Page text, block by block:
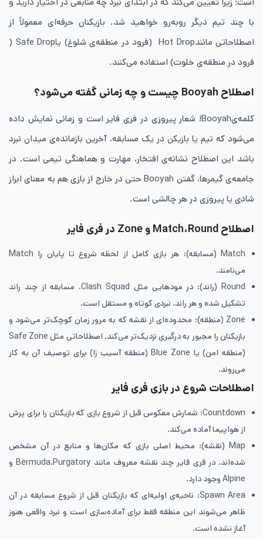
با چند تیم دیگر روبه‌رو خواهید شد. بازیکنان حرفه‌ای معمولاً از
اصطلاحاتی مانندHot Drop (فرود در منطقه‌ی شلوغ) یاSafe Drop (
فرود در منطقه‌ی خلوت) استفاده می‌کنند.
اصطلاح Booyah چیست و چه زمانی گفته می‌شود؟
کلمه‌یBooyah! شعار پیروزی در فری فایر است و زمانی نمایش داده
می‌شود که تیم یا بازیکن در یک مسابقه، آخرین بازمانده‌ی میدان نبرد
باشد این اصطلاح نشانه‌ی افتخار، مهارت و هماهنگی تیمی است. در
جامعه‌ی گیمرها، گفتن Booyah حتی در خارج از بازی هم به معنای ابراز
شادی یا پیروزی در هر چالشی است.
اصطلاح Match،Round و Zone در فری فایر
Match (مسابقه): هر بازی کامل از لحظه شروع تا پایان را Match
می‌نامند.
Round (راند): در مودهایی مثل Clash Squad، مسابقه از چند راند
تشکیل شده و هر راند، نبردی کوتاه و مستقل است.
Zone (منطقه): محدوده‌ای از نقشه که به مرور زمان کوچک‌تر می‌شود و
بازیکنان را مجبور به درگیری نزدیک‌تر می‌کند. اصطلاحاتی مثل Safe Zone
(منطقه امن) یا Blue Zone (منطقه آسیب زا) برای توصیف آن به کار
می‌روند.
اصطلاحات شروع در بازی فری فایر
Countdown: شمارش معکوس قبل از شروع بازی که بازیکنان را برای پرش
از هواپیما آماده می‌کند.
Map (نقشه): محیط اصلی بازی که مکان‌ها و منابع در آن مشخص
شده‌اند. در فری فایر چند نقشه معروف مانند Bermuda،Purgatory و
Alpine وجود دارد.
Spawn Area: ناحیه‌ی اولیه‌ای که بازیکنان قبل از شروع مسابقه در آن
ظاهر می‌شوند این منطقه فقط برای آماده‌سازی است و نبرد واقعی هنوز
آغاز نشده است.